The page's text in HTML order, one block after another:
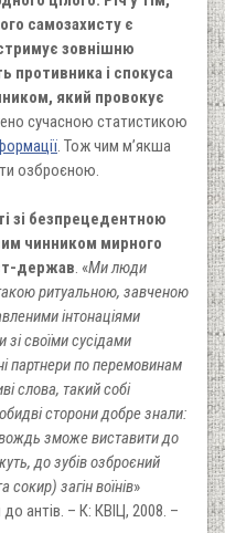
самозахисту є
зовнішню
противника і спокуса
який провокує
сучасною статистикою
. Тож чим м’якша
озброєною.
зі безпрецедентною
чинником мирного
держав. «Ми люди
ритуальною, завченою
інтонаціями
зі своїми сусідами
партнери по перемовинам
слова, такий собі
сторони добре знали:
зможе виставити до
до зубів озброєний
загін воїнів»
антів. – К: КВІЦ, 2008. –